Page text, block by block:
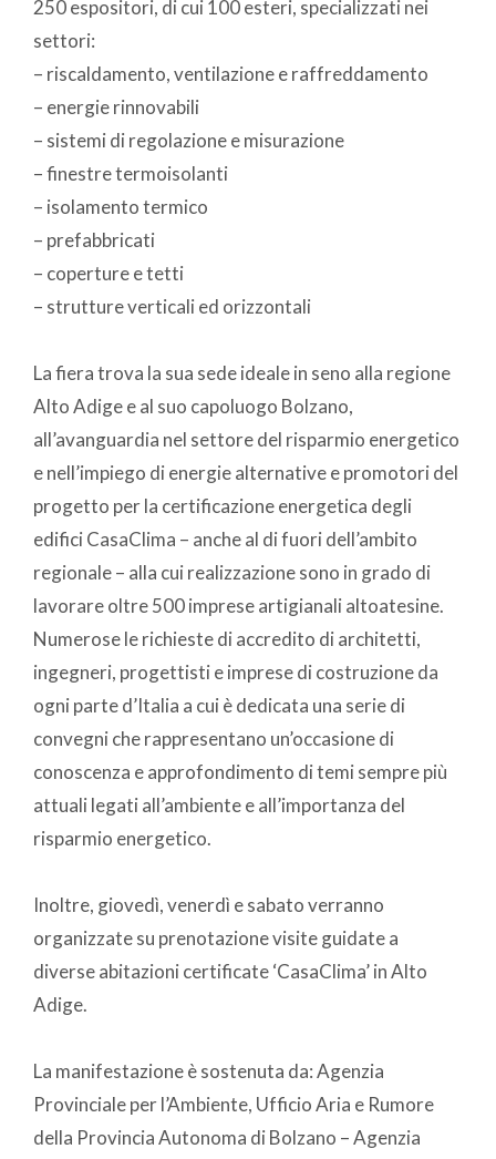
250 espositori, di cui 100 esteri, specializzati nei
settori:
– riscaldamento, ventilazione e raffreddamento
– energie rinnovabili
– sistemi di regolazione e misurazione
– finestre termoisolanti
– isolamento termico
– prefabbricati
– coperture e tetti
– strutture verticali ed orizzontali
La fiera trova la sua sede ideale in seno alla regione
Alto Adige e al suo capoluogo Bolzano,
all’avanguardia nel settore del risparmio energetico
e nell’impiego di energie alternative e promotori del
progetto per la certificazione energetica degli
edifici CasaClima – anche al di fuori dell’ambito
regionale – alla cui realizzazione sono in grado di
lavorare oltre 500 imprese artigianali altoatesine.
Numerose le richieste di accredito di architetti,
ingegneri, progettisti e imprese di costruzione da
ogni parte d’Italia a cui è dedicata una serie di
convegni che rappresentano un’occasione di
conoscenza e approfondimento di temi sempre più
attuali legati all’ambiente e all’importanza del
risparmio energetico.
Inoltre, giovedì, venerdì e sabato verranno
organizzate su prenotazione visite guidate a
diverse abitazioni certificate ‘CasaClima’ in Alto
Adige.
La manifestazione è sostenuta da: Agenzia
Provinciale per l’Ambiente, Ufficio Aria e Rumore
della Provincia Autonoma di Bolzano – Agenzia